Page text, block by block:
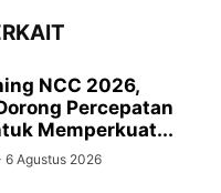
NCC 2026,
Percepatan
Memperkuat...
6 Agustus 2026